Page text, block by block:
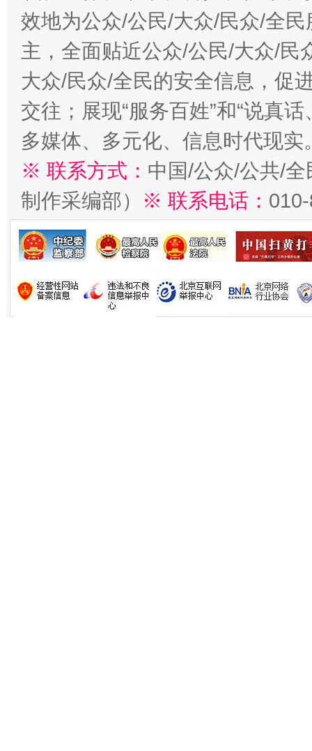
效地为公众/公民/大众/民众/全
主，全面贴近公众/公民/大众/民
大众/民众/全民的安全信息，促
交往；展现“服务百姓”和“说真
多媒体、多元化、信息时代现实
※ 联系方式： 中国/公众/公共/
制作采编部）
※ 联系电话：